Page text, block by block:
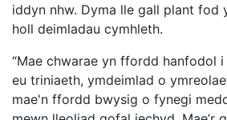
iddyn nhw. Dyma lle gall plant fod
holl deimladau cymhleth.
“Mae chwarae yn ffordd hanfodol
eu triniaeth, ymdeimlad o
mae'n ffordd bwysig o fynegi